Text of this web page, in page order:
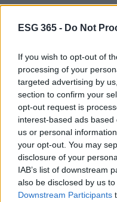
ESG 365 - Do Not
If you wish to opt-out of
processing of your
targeted advertising by
section to confirm your
opt-out request is
interest-based ads
us or personal
your opt-out. You may
disclosure of your
IAB’s list of downstream
also be disclosed by us
Downstream Participants
appalti pubblici in
passi? Con la
aspettative sono
imprese devono
per trarne il massimo
Non dimentichiamo
ma anche una
economico deve
siano sempre
potrà continuare a